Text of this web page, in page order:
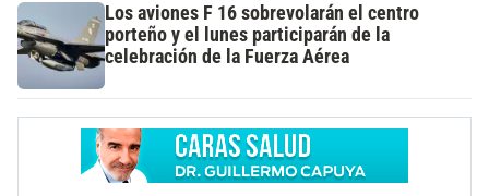
Los aviones F 16 sobrevolarán el centro
porteño y el lunes participarán de la
celebración de la Fuerza Aérea